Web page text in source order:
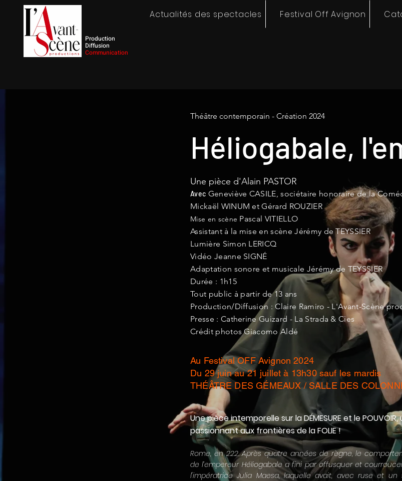
Production
Diffusion
Communication
Actualités des spectacles Festival Off Avignon
Théâtre contemporain - Création 2024
Héliogabale,
Une pièce d'Alain PASTOR
Avec Geneviève CASILE, sociétaire honoraire de la
Mickaël WINUM et Gérard ROUZIER
Mise en scène Pascal VITIELLO
Assistant à la mise en scène Jérémy de TEYSSIER
Lumière Simon LERICQ
Vidéo Jeanne SIGNÉ
Adaptation sonore et musicale Jérémy de TEYSSIER
Durée : 1h15
Tout public à partir de 13 ans
Production/Diffusion : Claire Ramiro - L'Avant-Scène
Presse : Catherine Guizard - La Strada & Cies
Crédit photos Giacomo Aldé
Au Festival OFF Avignon 2024
Du 29 juin au 21 juillet à 13h30 sauf les mardis
THÉÂTRE DES GÉMEAUX / SALLE DES
Une pièce intemporelle sur la DÉMESURE et le
passionnant aux frontières de la FOLIE !
Rome, en 222. Après quatre années de règne, le
de l’empereur Héliogabale a fini par offusquer et
l'impératrice Julia Maesa, laquelle avait, avec ruse et